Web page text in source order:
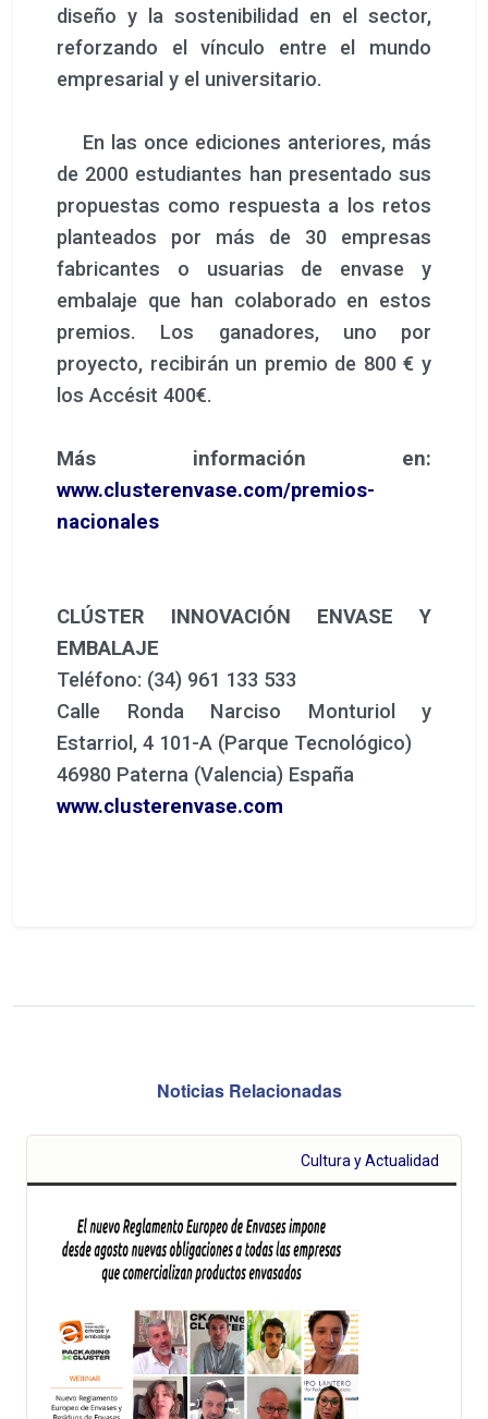
diseño y la sostenibilidad en el sector,
reforzando el vínculo entre el mundo
empresarial y el universitario.
En las once ediciones anteriores, más
de 2000 estudiantes han presentado sus
propuestas como respuesta a los retos
planteados por más de 30 empresas
fabricantes o usuarias de envase y
embalaje que han colaborado en estos
premios. Los ganadores, uno por
proyecto, recibirán un premio de 800 € y
los Accésit 400€.
Más información en:
www.clusterenvase.com/premios-
nacionales
CLÚSTER INNOVACIÓN ENVASE Y
EMBALAJE
Teléfono: (34) 961 133 533
Calle Ronda Narciso Monturiol y
Estarriol, 4 101-A (Parque Tecnológico)
46980 Paterna (Valencia) España
www.clusterenvase.com
Noticias Relacionadas
Cultura y Actualidad